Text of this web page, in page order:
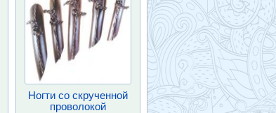
Ногти со скрученной
проволокой